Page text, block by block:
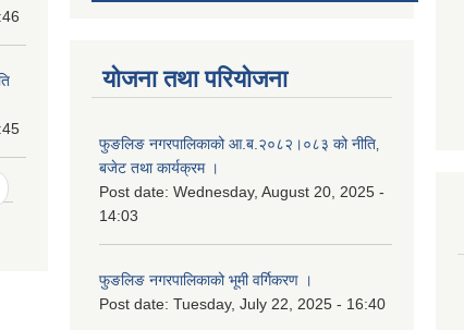
योजना तथा परियोजना
फुङलिङ नगरपालिकाको आ.ब.२०८२।०८३ को नीति‚
बजेट तथा कार्यक्रम ।
Post date: Wednesday, August 20, 2025 -
14:03
फुङलिङ नगरपालिकाको भूमी वर्गिकरण ।
Post date: Tuesday, July 22, 2025 - 16:40